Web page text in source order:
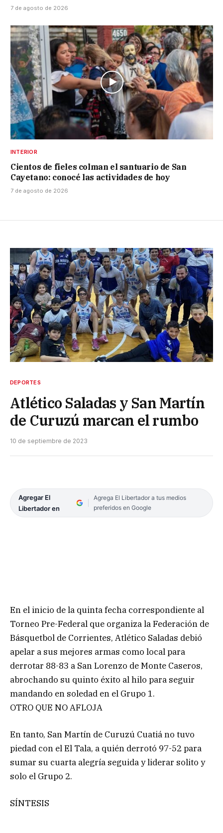
7 de agosto de 2026
INTERIOR
Cientos de fieles colman el santuario de San
Cayetano: conocé las actividades de hoy
7 de agosto de 2026
DEPORTES
Atlético Saladas y San Martín
de Curuzú marcan el rumbo
10 de septiembre de 2023
Agregar El
Libertador en
Agrega El Libertador a tus medios
preferidos en Google
En el inicio de la quinta fecha correspondiente al
Torneo Pre-Federal que organiza la Federación de
Básquetbol de Corrientes, Atlético Saladas debió
apelar a sus mejores armas como local para
derrotar 88-83 a San Lorenzo de Monte Caseros,
abrochando su quinto éxito al hilo para seguir
mandando en soledad en el Grupo 1.
OTRO QUE NO AFLOJA
En tanto, San Martín de Curuzú Cuatiá no tuvo
piedad con el El Tala, a quién derrotó 97-52 para
sumar su cuarta alegría seguida y liderar solito y
solo el Grupo 2.
SÍNTESIS